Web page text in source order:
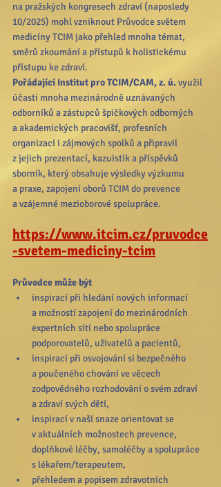
na pražských kongresech zdraví (naposledy
10/2025) mohl vzniknout Průvodce světem
medicíny TCIM jako přehled mnoha témat,
směrů zkoumání a přístupů k holistickému
přístupu ke zdraví.
Pořádající Institut pro TCIM/CAM, z. ú. využil
účasti mnoha mezinárodně uznávaných
odborníků a zástupců špičkových odborných
a akademických pracovišť, profesních
organizací i zájmových spolků a připravil
z jejich prezentací, kazuistik a příspěvků
sborník, který obsahuje výsledky výzkumu
a praxe, zapojení oborů TCIM do prevence
a vzájemné mezioborové spolupráce.
https://www.itcim.cz/pruvodce
-svetem-mediciny-tcim
Průvodce může být
inspirací při hledání nových informací
a možností zapojení do mezinárodních
expertních sítí nebo spolupráce
podporovatelů, uživatelů a pacientů,
inspirací při osvojování si bezpečného
a poučeného chování ve věcech
zodpovědného rozhodování o svém zdraví
a zdraví svých dětí,
inspirací v naší snaze orientovat se
v aktuálních možnostech prevence,
doplňkové léčby, samoléčby a spolupráce
s lékařem/terapeutem,
přehledem a popisem zdravotních